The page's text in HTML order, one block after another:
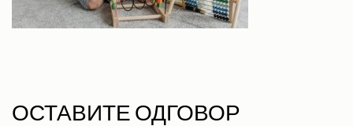
ОСТАВИТЕ ОДГОВОР